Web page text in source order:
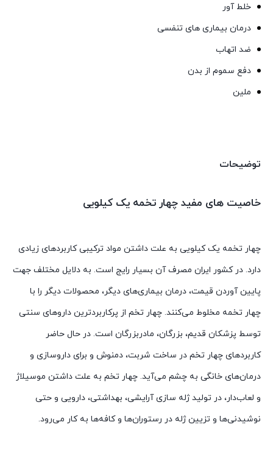
خلط آور
درمان بیماری های تنفسی
ضد اتهاب
دفع سموم از بدن
ملین
توضیحات
خاصیت های مفید چهار تخمه یک کیلویی
چهار تخمه یک کیلویی به علت داشتن مواد ترکیبی کاربردهای زیادی
دارد. در کشور ایران مصرف آن بسیار رایج است. به دلایل مختلف جهت
پایین آوردن قیمت، درمان بیماری‌های دیگر، محصولات دیگر را با
چهار تخمه مخلوط می‌کنند. چهار تخم از پرکاربردترین داروهای سنتی
توسط پزشکان قدیم، بزرگان، مادربزرگان است. در حال حاضر
کاربردهای چهار تخم در ساخت شربت، دمنوش و برای داروسازی و
درمان‌های خانگی به چشم می‌آید. چهار تخم به علت داشتن موسیلاژ
و لعاب‌دار، در تولید ژله سازی آرایشی، بهداشتی، دارویی و حتی
نوشیدنی‌ها و تزیین ژله در رستوران‌ها و کافه‌ها به کار می‌رود.